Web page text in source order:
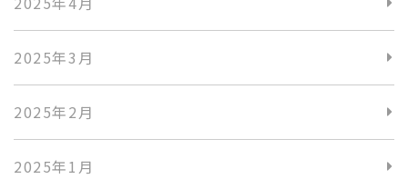
2025年3月
2025年2月
2025年1月